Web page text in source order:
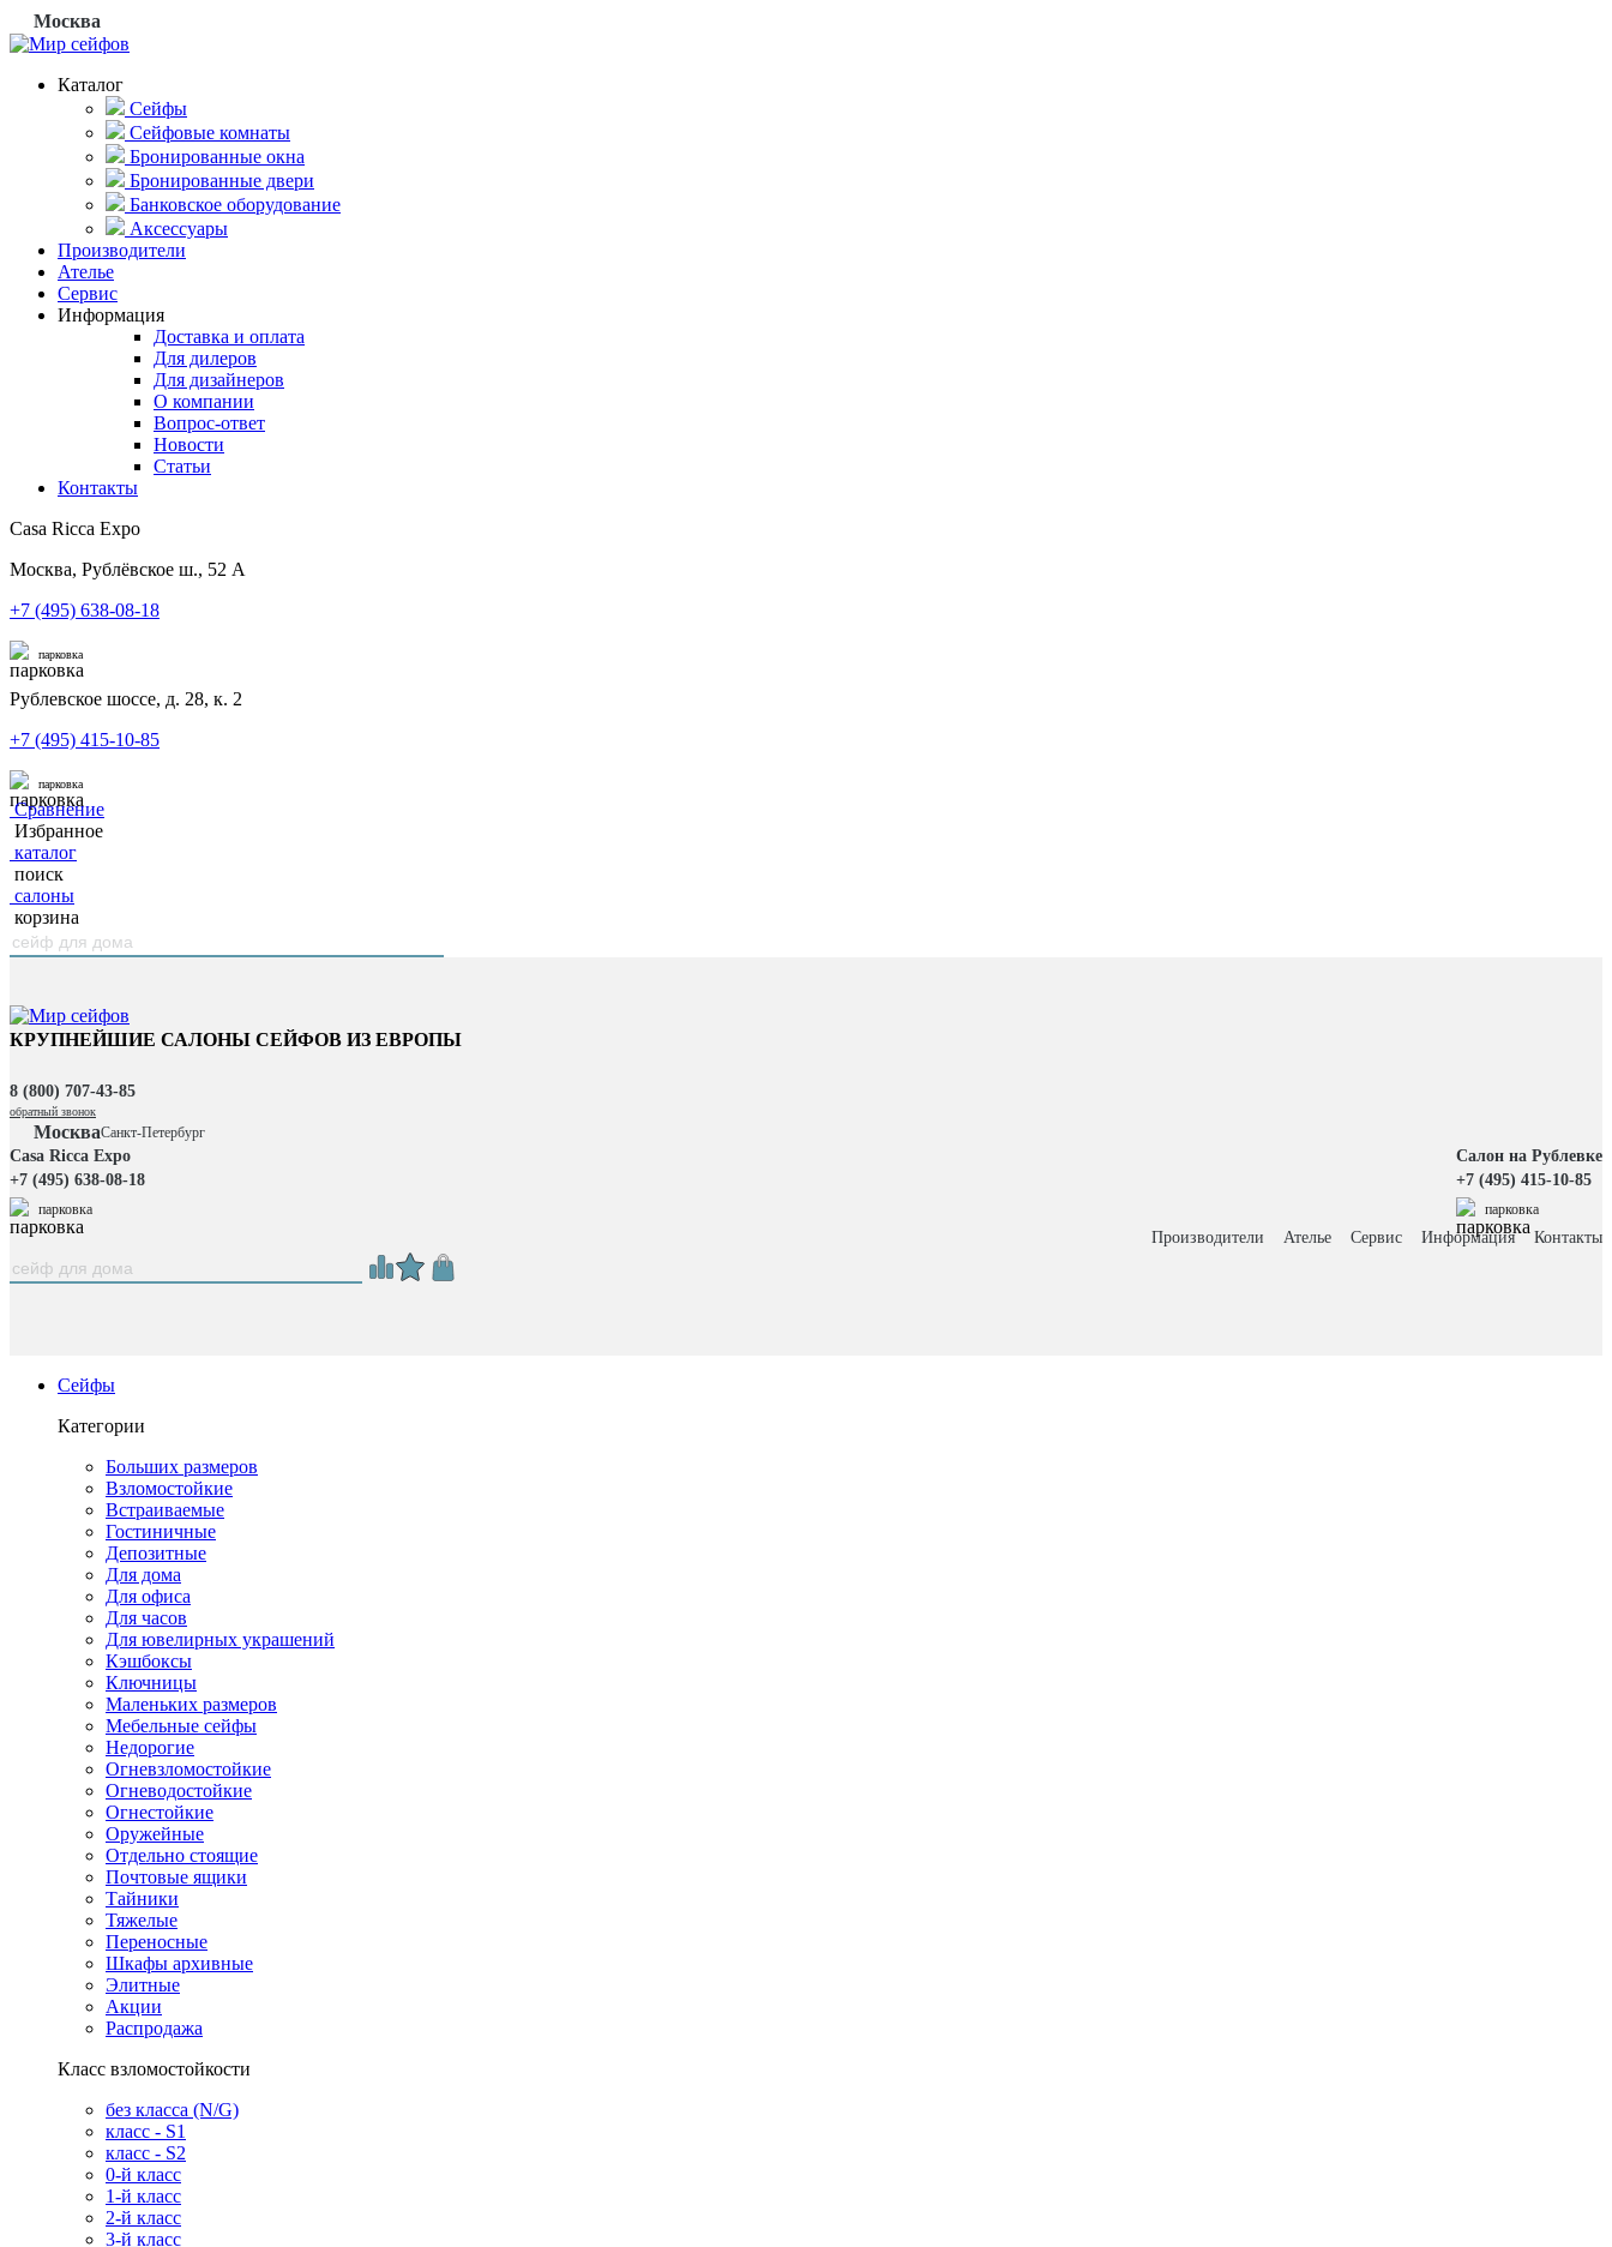
Москва
Каталог
Сейфы
Сейфовые комнаты
Бронированные окна
Бронированные двери
Банковское оборудование
Аксессуары
Производители
Ателье
Сервис
Информация
Доставка и оплата
Для дилеров
Для дизайнеров
О компании
Вопрос-ответ
Новости
Статьи
Контакты
Casa Ricca Expo
Москва, Рублёвское ш., 52 А
+7 (495) 638-08-18
парковка
Рублевское шоссе, д. 28, к. 2
+7 (495) 415-10-85
парковка
Сравнение
Избранное
каталог
поиск
салоны
корзина
КРУПНЕЙШИЕ САЛОНЫ СЕЙФОВ ИЗ ЕВРОПЫ
8 (800) 707-43-85
обратный звонок
МоскваСанкт-Петербург
Casa Ricca Expo
+7 (495) 638-08-18
парковка
Салон на Рублевке
+7 (495) 415-10-85
парковка
Производители Ателье Сервис Информация Контакты
Сейфы
Категории
Больших размеров
Взломостойкие
Встраиваемые
Гостиничные
Депозитные
Для дома
Для офиса
Для часов
Для ювелирных украшений
Кэшбоксы
Ключницы
Маленьких размеров
Мебельные сейфы
Недорогие
Огневзломостойкие
Огневодостойкие
Огнестойкие
Оружейные
Отдельно стоящие
Почтовые ящики
Тайники
Тяжелые
Переносные
Шкафы архивные
Элитные
Акции
Распродажа
Класс взломостойкости
без класса (N/G)
класс - S1
класс - S2
0-й класс
1-й класс
2-й класс
3-й класс